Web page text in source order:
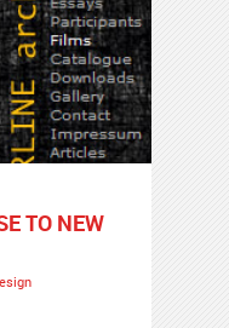
TO NEW